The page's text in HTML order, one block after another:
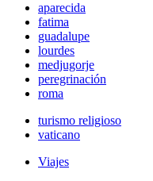
aparecida
fatima
guadalupe
lourdes
medjugorje
peregrinación
roma
turismo religioso
vaticano
Viajes